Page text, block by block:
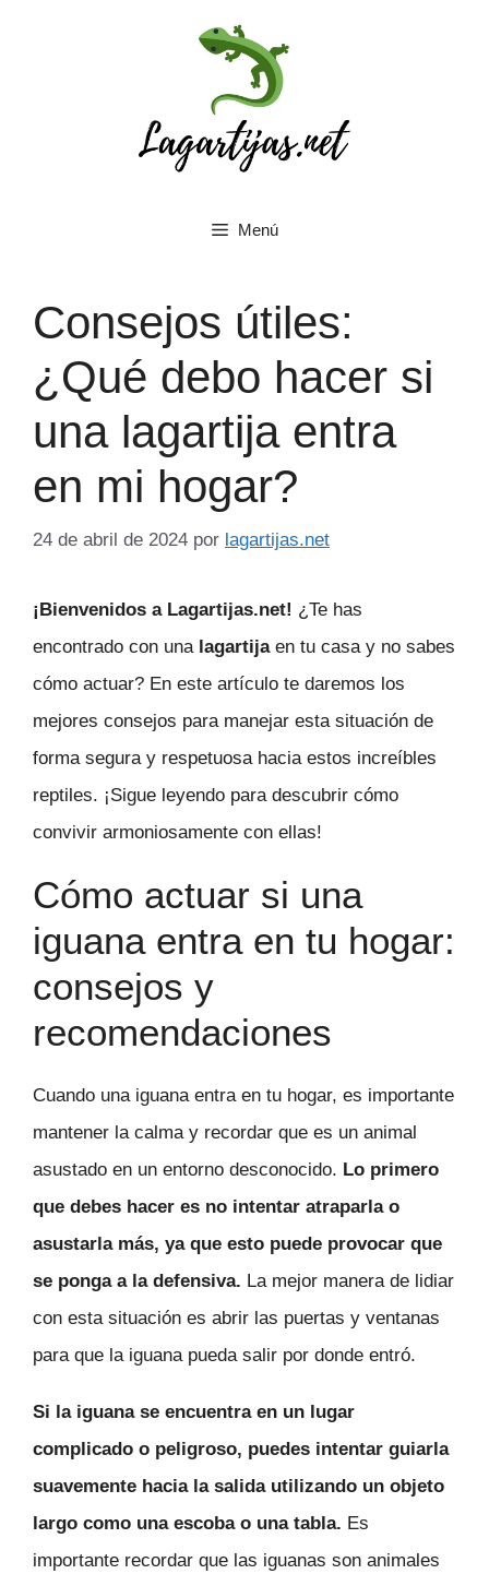
Menú
Consejos útiles:
¿Qué debo hacer si
una lagartija entra
en mi hogar?
24 de abril de 2024 por lagartijas.net
¡Bienvenidos a Lagartijas.net! ¿Te has
encontrado con una lagartijaen tu casa y no sabes
cómo actuar? En este artículo te daremos los
mejores consejos para manejar esta situación de
forma segura y respetuosa hacia estos increíbles
reptiles. ¡Sigue leyendo para descubrir cómo
convivir armoniosamente con ellas!
Cómo actuar si una
iguana entra en tu hogar:
consejos y
recomendaciones
Cuando una iguana entra en tu hogar, es importante
mantener la calma y recordar que es un animal
asustado en un entorno desconocido. Lo primero
que debes hacer es no intentar atraparla o
asustarla más, ya que esto puede provocar que
se ponga a la defensiva. La mejor manera de lidiar
con esta situación es abrir las puertas y ventanas
para que la iguana pueda salir por donde entró.
Si la iguana se encuentra en un lugar
complicado o peligroso, puedes intentar guiarla
suavemente hacia la salida utilizando un objeto
largo como una escoba o una tabla. Es
importante recordar que las iguanas son animales